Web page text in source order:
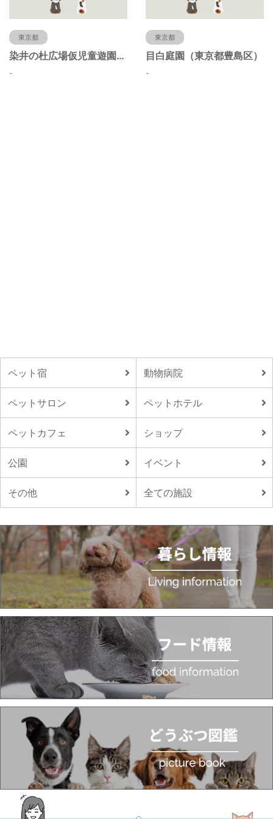
東京都
染井の杜広場仮児童遊園（東京都豊島区）
-
東京都
目白庭園（東京都豊島区）
-
ペット宿 動物病院
ペットサロン ペットホテル
ペットカフェ ショップ
公園 イベント
その他 全ての施設